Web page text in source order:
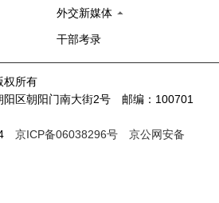
外交新媒体
干部考录
所有
区朝阳门南大街2号 邮编：100701
京ICP备06038296号
京公网安备